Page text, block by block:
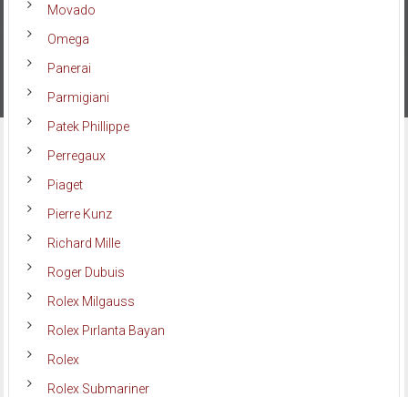
Movado
Omega
Panerai
Parmigiani
Patek Phillippe
Perregaux
Piaget
Pierre Kunz
Richard Mille
Roger Dubuis
Rolex Milgauss
Rolex Pırlanta Bayan
Rolex
Rolex Submariner